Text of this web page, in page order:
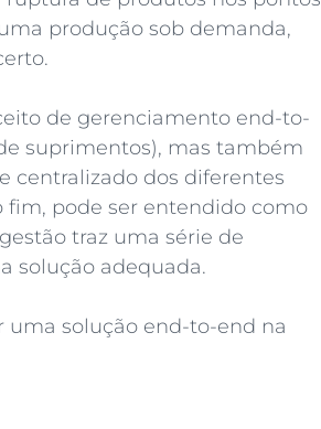
produção sob demanda,
de gerenciamento end-to-
suprimentos), mas também
centralizado dos diferentes
fim, pode ser entendido como
traz uma série de
solução adequada.
uma solução end-to-end na